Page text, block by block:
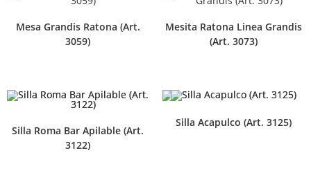
Mesa Grandis Ratona (Art.
3059)
Mesita Ratona Linea Grandis
(Art. 3073)
Silla Roma Bar Apilable (Art.
3122)
Silla Acapulco (Art. 3125)